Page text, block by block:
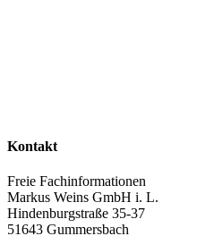
Kontakt
Freie Fachinformationen
Markus Weins GmbH i. L.
Hindenburgstraße 35-37
51643 Gummersbach